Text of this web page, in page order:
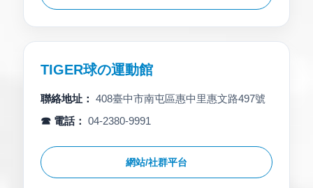
TIGER球の運動館
聯絡地址： 408臺中市南屯區惠中里惠文路497號
☎ 電話： 04-2380-9991
網站/社群平台